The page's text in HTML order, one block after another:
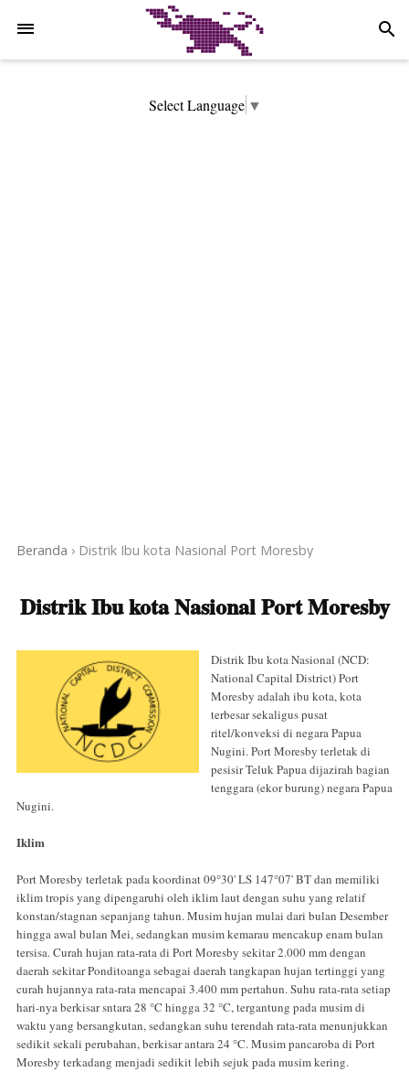
search
Select Language ▼
Beranda › Distrik Ibu kota Nasional Port Moresby
Distrik Ibu kota Nasional Port Moresby
Distrik Ibu kota Nasional (NCD:
National Capital District) Port
Moresby adalah ibu kota, kota
terbesar sekaligus pusat
ritel/konveksi di negara Papua
Nugini. Port Moresby terletak di
pesisir Teluk Papua dijazirah bagian
tenggara (ekor burung) negara Papua
Nugini.
Iklim
Port Moresby terletak pada koordinat 09°30' LS 147°07' BT dan memiliki
iklim tropis yang dipengaruhi oleh iklim laut dengan suhu yang relatif
konstan/stagnan sepanjang tahun. Musim hujan mulai dari bulan Desember
hingga awal bulan Mei, sedangkan musim kemarau mencakup enam bulan
tersisa. Curah hujan rata-rata di Port Moresby sekitar 2.000 mm dengan
daerah sekitar Ponditoanga sebagai daerah tangkapan hujan tertinggi yang
curah hujannya rata-rata mencapai 3.400 mm pertahun. Suhu rata-rata setiap
hari-nya berkisar sntara 28 °C hingga 32 °C, tergantung pada musim di
waktu yang bersangkutan, sedangkan suhu terendah rata-rata menunjukkan
sedikit sekali perubahan, berkisar antara 24 °C. Musim pancaroba di Port
Moresby terkadang menjadi sedikit lebih sejuk pada musim kering.